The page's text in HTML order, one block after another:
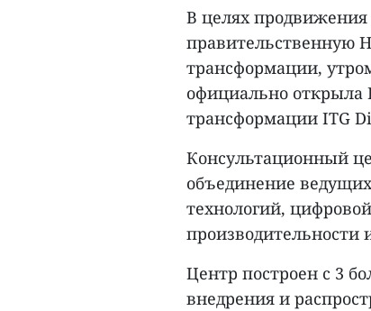
В целях продвижения
правительственную
трансформации,
официально открыла
трансформации ITG
Консультационный
объединение
технологий,
производительности
Центр построен с 3
внедрения и